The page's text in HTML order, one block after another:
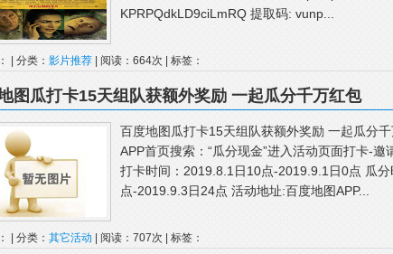
KPRPQdkLD9ciLmRQ 提取码: vunp...
| 分类： 影片推荐 | 阅读：664次 | 标签：
图瓜打卡15天组队获额外奖励 一起瓜分千万红包
百度地图瓜打卡15天组队获额外奖励 一起瓜分
APP首页搜索：“瓜分现金”进入活动页面打卡-邀
打卡时间：2019.8.1日10点-2019.9.1日0点 瓜
点-2019.9.3日24点 活动地址:百度地图APP...
| 分类： 其它活动 | 阅读：707次 | 标签：